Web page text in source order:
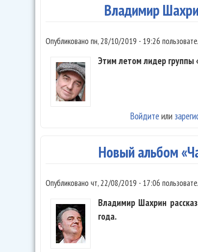
Владимир
Опубликовано пн, 28/10/2019 - 19:26
Этим летом лидер группы
Войдите или
Новый альбом
Опубликовано чт, 22/08/2019 - 17:06
Владимир Шахрин
года.